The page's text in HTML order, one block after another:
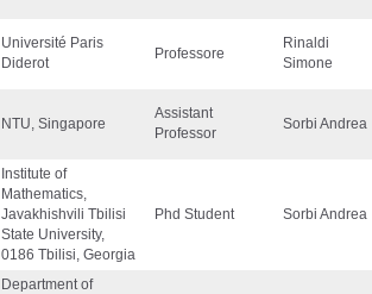
Université Paris
Diderot
Professore
Rinaldi
Simone
NTU, Singapore
Assistant
Professor
Sorbi Andrea
Institute of
Mathematics,
Javakhishvili Tbilisi
State University,
0186 Tbilisi, Georgia
Phd Student Sorbi Andrea
Department of